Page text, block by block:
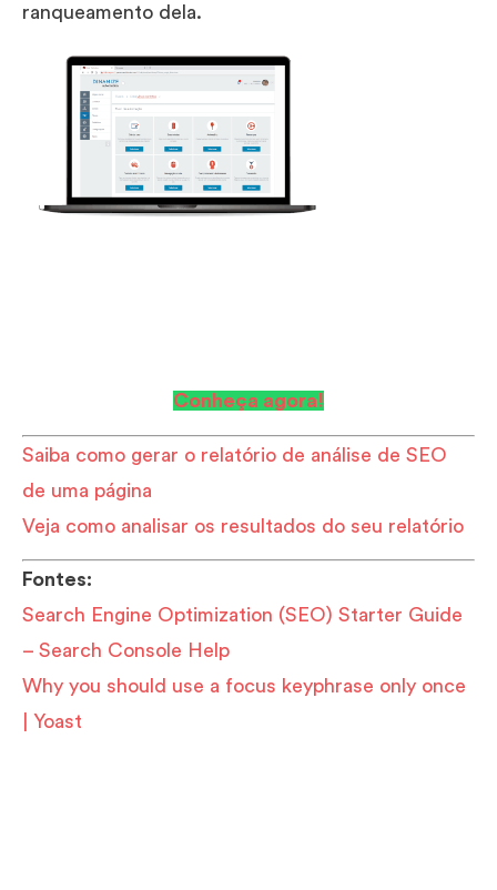
ranqueamento dela.
Conheça agora!
Saiba como gerar o relatório de análise de SEO
de uma página
Veja como analisar os resultados do seu relatório
Fontes:
Search Engine Optimization (SEO) Starter Guide
– Search Console Help
Why you should use a focus keyphrase only once
| Yoast